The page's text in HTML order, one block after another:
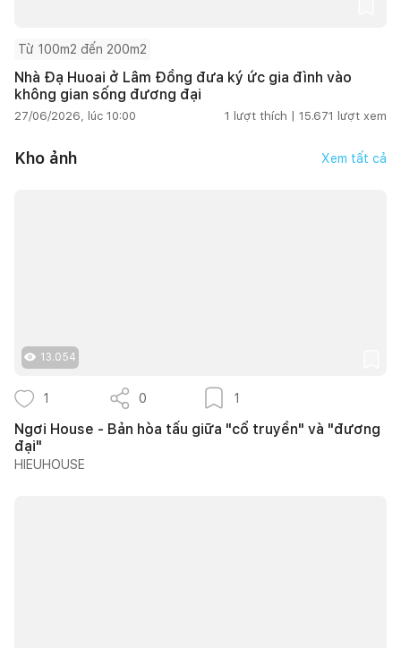
Từ 100m2 đến 200m2
Nhà Đạ Huoai ở Lâm Đồng đưa ký ức gia đình vào
không gian sống đương đại
27/06/2026, lúc 10:00 1 lượt thích | 15.671 lượt xem
Kho ảnh Xem tất cả
13.054
1 0 1
Ngơi House - Bản hòa tấu giữa "cổ truyền" và "đương
đại"
HIEUHOUSE